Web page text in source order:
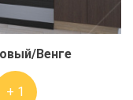
Венге
+ 1